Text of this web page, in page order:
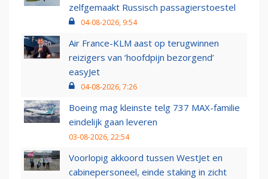
zelfgemaakt Russisch passagierstoestel
04-08-2026, 9:54
Air France-KLM aast op terugwinnen
reizigers van ‘hoofdpijn bezorgend’
easyJet
04-08-2026, 7:26
Boeing mag kleinste telg 737 MAX-familie
eindelijk gaan leveren
03-08-2026, 22:54
Voorlopig akkoord tussen WestJet en
cabinepersoneel, einde staking in zicht